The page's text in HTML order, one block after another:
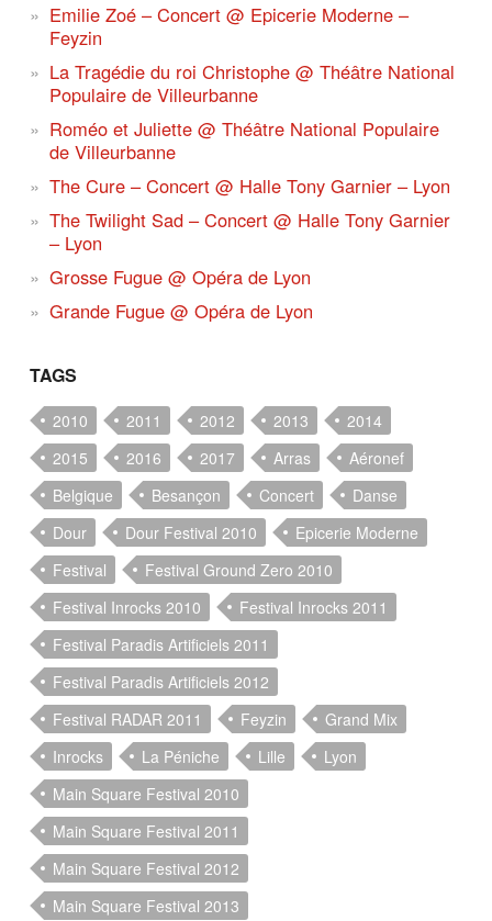
Emilie Zoé – Concert @ Epicerie Moderne –
Feyzin
La Tragédie du roi Christophe @ Théâtre National
Populaire de Villeurbanne
Roméo et Juliette @ Théâtre National Populaire
de Villeurbanne
The Cure – Concert @ Halle Tony Garnier – Lyon
The Twilight Sad – Concert @ Halle Tony Garnier
– Lyon
Grosse Fugue @ Opéra de Lyon
Grande Fugue @ Opéra de Lyon
TAGS
2010 2011 2012 2013
2014
2015
2016 2017 Arras
Aéronef
Belgique
Besançon Concert
Danse
Dour
Dour Festival 2010
Epicerie Moderne
Festival
Festival Ground Zero 2010
Festival Inrocks 2010
Festival Inrocks 2011
Festival Paradis Artificiels 2011
Festival Paradis Artificiels 2012
Festival RADAR 2011
Feyzin
Grand Mix
Inrocks
La Péniche Lille
Lyon
Main Square Festival 2010
Main Square Festival 2011
Main Square Festival 2012
Main Square Festival 2013